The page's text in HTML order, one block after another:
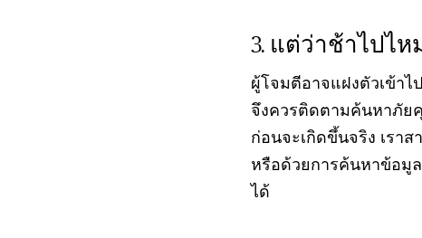
แต่ว่าช้าไปไห
ผู้โจมตีอาจแฝงตัวเข้าไ
จึงควรติดตามค้นหาภัย
ก่อนจะเกิดขึ้นจริง เรา
หรือด้วยการค้นหาข้อมู
ได้